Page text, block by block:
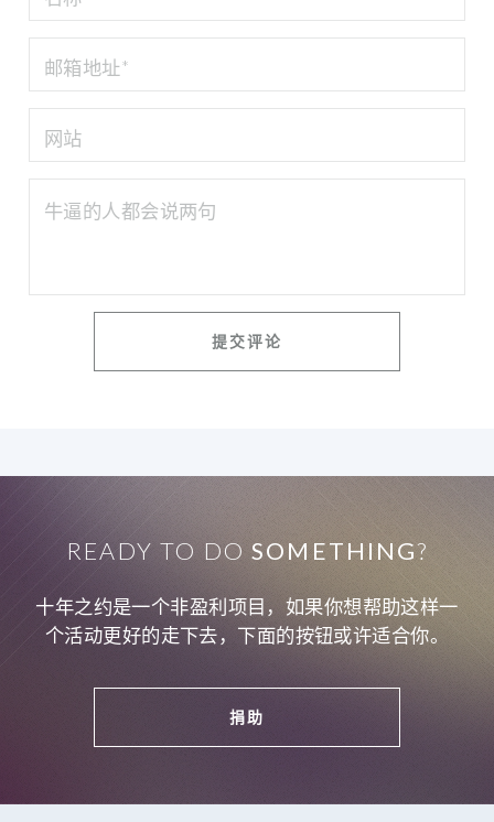
READY TO DOSOMETHING?
十年之约是一个非盈利项目，如果你想帮助这样一
个活动更好的走下去，下面的按钮或许适合你。
捐助